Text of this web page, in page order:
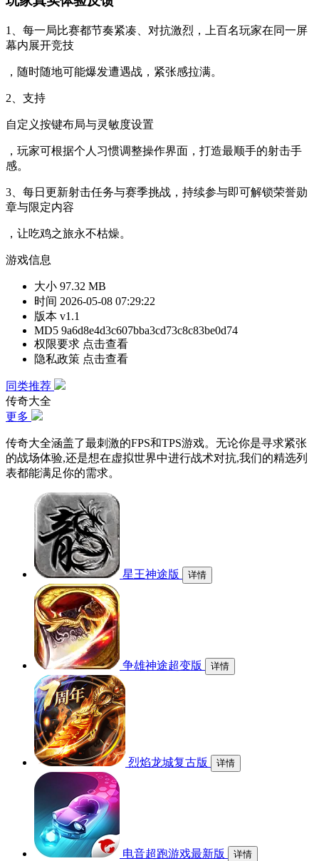
1、每一局比赛都节奏紧凑、对抗激烈，上百名玩家在同一屏
幕内展开竞技
，随时随地可能爆发遭遇战，紧张感拉满。
2、支持
自定义按键布局与灵敏度设置
，玩家可根据个人习惯调整操作界面，打造最顺手的射击手
感。
3、每日更新射击任务与赛季挑战，持续参与即可解锁荣誉勋
章与限定内容
，让吃鸡之旅永不枯燥。
游戏信息
大小 97.32 MB
时间 2026-05-08 07:29:22
版本 v1.1
MD5 9a6d8e4d3c607bba3cd73c8c83be0d74
权限要求 点击查看
隐私政策 点击查看
同类推荐
传奇大全
更多
传奇大全涵盖了最刺激的FPS和TPS游戏。无论你是寻求紧张
的战场体验,还是想在虚拟世界中进行战术对抗,我们的精选列
表都能满足你的需求。
星王神途版 详情
争雄神途超变版 详情
烈焰龙城复古版 详情
电音超跑游戏最新版 详情